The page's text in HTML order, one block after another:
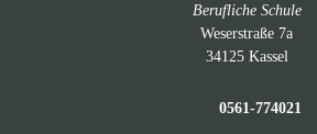
Berufliche Schule
Weserstraße 7a
34125 Kassel
0561-774021